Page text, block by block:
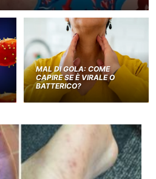
MAL DI GOLA: COME
CAPIRE SE È VIRALE O
BATTERICO?